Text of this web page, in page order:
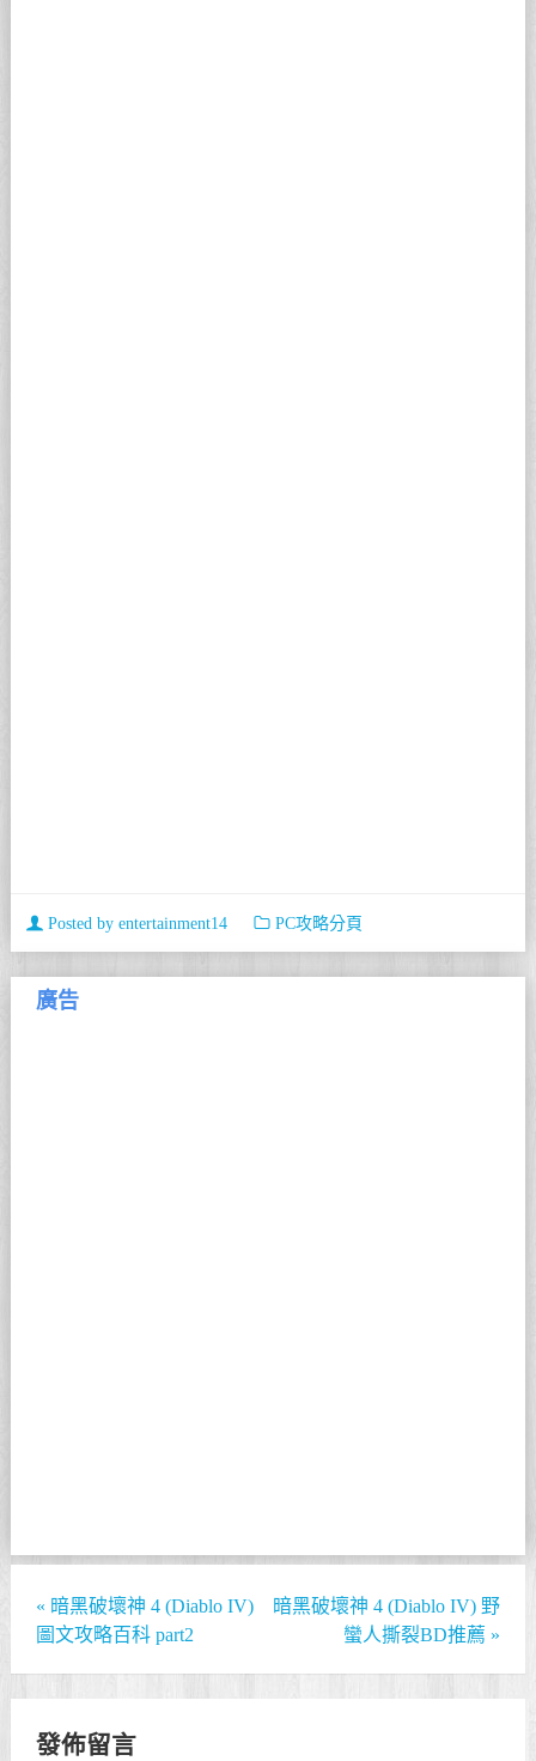
Posted by entertainment14 PC攻略分頁
廣告
« 暗黑破壞神 4 (Diablo IV)
圖文攻略百科 part2
暗黑破壞神 4 (Diablo IV) 野
蠻人撕裂BD推薦 »
發佈留言